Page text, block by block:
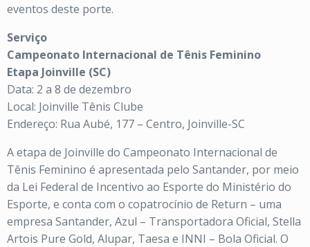
eventos deste porte.
Serviço
Campeonato Internacional de Tênis Feminino
Etapa Joinville (SC)
Data: 2 a 8 de dezembro
Local: Joinville Tênis Clube
Endereço: Rua Aubé, 177 – Centro, Joinville-SC
A etapa de Joinville do Campeonato Internacional de
Tênis Feminino é apresentada pelo Santander, por meio
da Lei Federal de Incentivo ao Esporte do Ministério do
Esporte, e conta com o copatrocínio de Return – uma
empresa Santander, Azul – Transportadora Oficial, Stella
Artois Pure Gold, Alupar, Taesa e INNI – Bola Oficial. O